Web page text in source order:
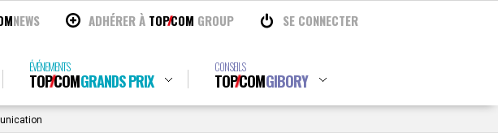
NEWS ADHÉRER À TOPCOM GROUP SE CONNECTER
ÉVÉNEMENTS
TOPCOMGRANDS PRIX
CONSEILS
TOPCOMGIBORY